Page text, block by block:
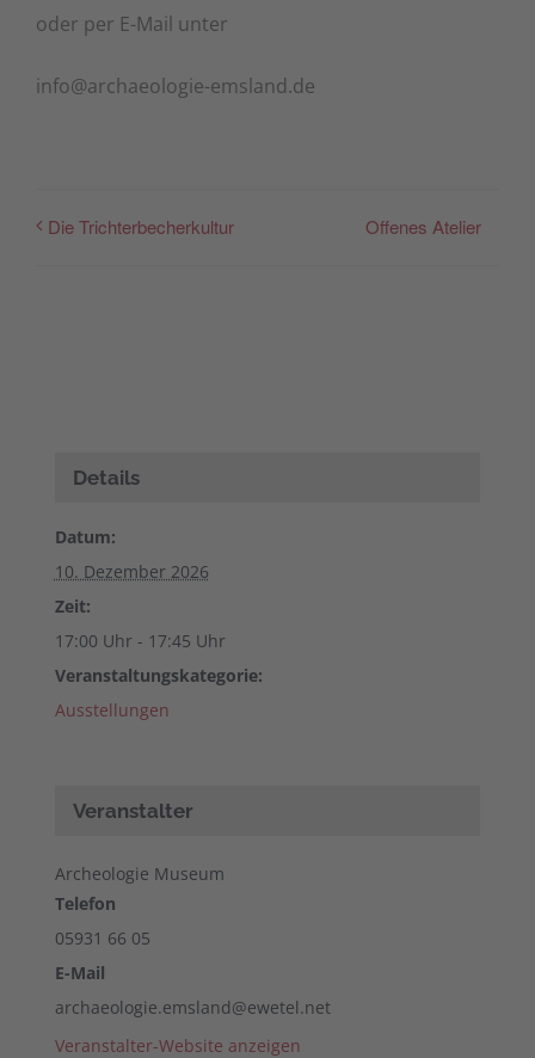
oder per E-Mail unter
info@archaeologie-emsland.de
Die Trichterbecherkultur Offenes Atelier
Details
Datum:
10. Dezember 2026
Zeit:
17:00 Uhr - 17:45 Uhr
Veranstaltungskategorie:
Ausstellungen
Veranstalter
Archeologie Museum
Telefon
05931 66 05
E-Mail
archaeologie.emsland@ewetel.net
Veranstalter-Website anzeigen